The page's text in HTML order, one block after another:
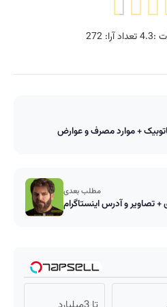
:
4.3تعداد آرا:272
+ موارد مصرف و عوارض
مطلب بعدی
+ تصاویر و آدرس اینستاگرام